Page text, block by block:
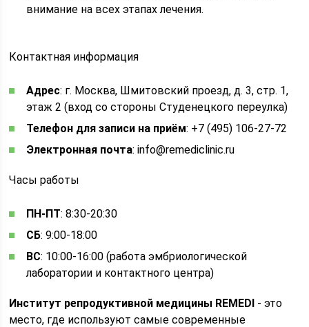
внимание на всех этапах лечения.
Контактная информация
Адрес: г. Москва, Шмитовский проезд, д. 3, стр. 1,
этаж 2 (вход со стороны Студенецкого переулка)
Телефон для записи на приём: +7 (495) 106-27-72
Электронная почта: info@remediclinic.ru
Часы работы
ПН-ПТ: 8:30-20:30
СБ: 9:00-18:00
ВС: 10:00-16:00 (работа эмбриологической
лаборатории и контактного центра)
Институт репродуктивной медицины REMEDI - это
место, где используют самые современные